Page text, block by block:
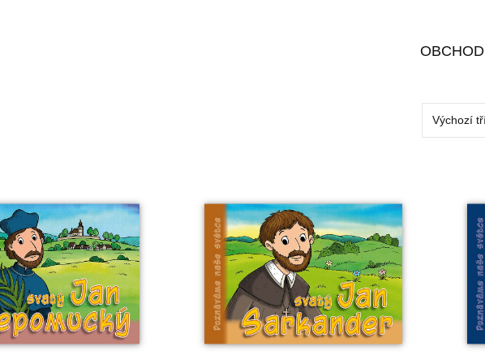
OBCHOD